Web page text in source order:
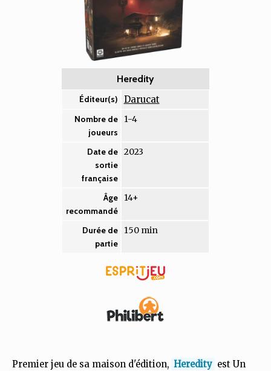
Heredity
Éditeur(s) Darucat
Nombre de
joueurs
1-4
Date de
sortie
française
2023
Âge
recommandé
14+
Durée de
partie
150 min
Premier jeu de sa maison d'édition, Heredity est Un